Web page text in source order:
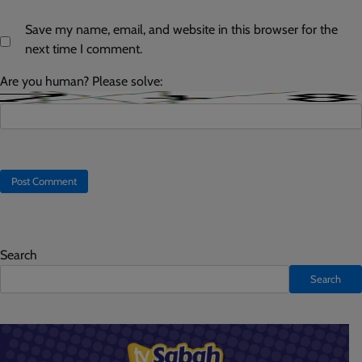
Save my name, email, and website in this browser for the
next time I comment.
Are you human? Please solve:
Search
Search